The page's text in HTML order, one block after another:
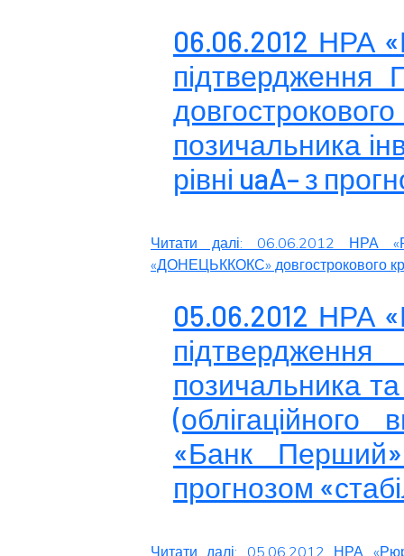
06.06.2012 НРА
позичальника
рівні uaA– з
Читати далі: 06.06.2012 НРА
«ДОНЕЦЬККОКС» довгострокового
05.06.2012 НРА
підтвердження
позичальника
«Банк
прогнозом
Читати далі: 05.06.2012 НРА